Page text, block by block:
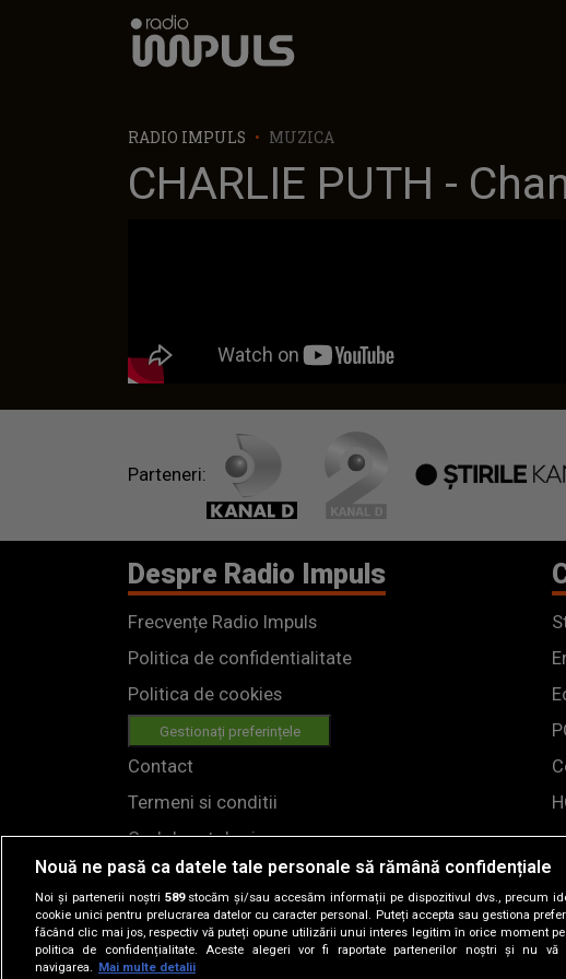
Radio Impuls
RADIO IMPULS MUZICA
CHARLIE PUTH -
Parteneri:
Despre Radio Impuls
Frecvențe Radio Impuls
Politica de confidentialitate
Politica de cookies
Gestionați preferințele
Contact
Termeni si conditii
Cod deontologic
Regulamente
Nouă ne pasă ca datele tale personale să rămână confidențiale
Noi și partenerii noștri 589stocăm și/sau accesăm informații pe dispozitivul dvs., precum
cookie unici pentru prelucrarea datelor cu caracter personal. Puteți accepta sau gestiona
făcând clic mai jos, respectiv vă puteți opune utilizării unui interes legitim în orice moment
politica de confidențialitate. Aceste alegeri vor fi raportate partenerilor noștri și nu vă
navigarea.
Mai multe detalii